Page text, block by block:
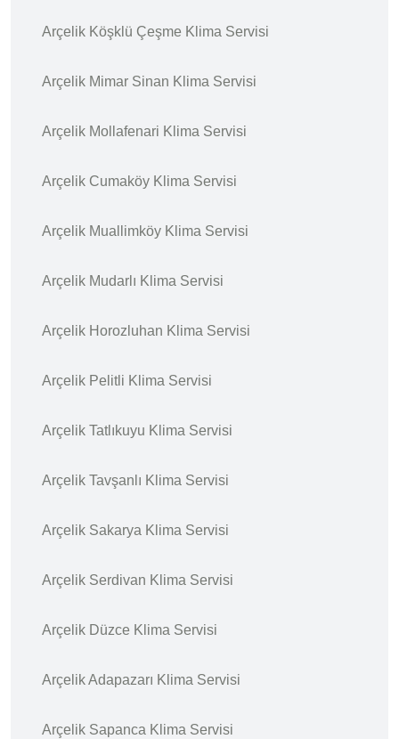
Arçelik Köşklü Çeşme Klima Servisi
Arçelik Mimar Sinan Klima Servisi
Arçelik Mollafenari Klima Servisi
Arçelik Cumaköy Klima Servisi
Arçelik Muallimköy Klima Servisi
Arçelik Mudarlı Klima Servisi
Arçelik Horozluhan Klima Servisi
Arçelik Pelitli Klima Servisi
Arçelik Tatlıkuyu Klima Servisi
Arçelik Tavşanlı Klima Servisi
Arçelik Sakarya Klima Servisi
Arçelik Serdivan Klima Servisi
Arçelik Düzce Klima Servisi
Arçelik Adapazarı Klima Servisi
Arçelik Sapanca Klima Servisi